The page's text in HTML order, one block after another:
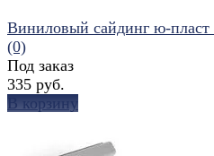
Виниловый сайдинг ю-пласт
(0)
Под заказ
335 руб.
В корзину